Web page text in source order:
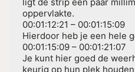
oppervlakte.
00:01:12:21 – 00:01:15:09
Hierdoor heb je een hele
00:01:15:09 – 00:01:21:07
Je kunt hier goed de
keurig op hun plek